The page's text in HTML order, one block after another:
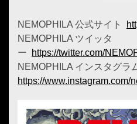
NEMOPHILA 公式サイト
NEMOPHILA ツイッタ
ー
https://twitter.com/
NEMOPHILA インスタグラ
https://www.instagram.com/